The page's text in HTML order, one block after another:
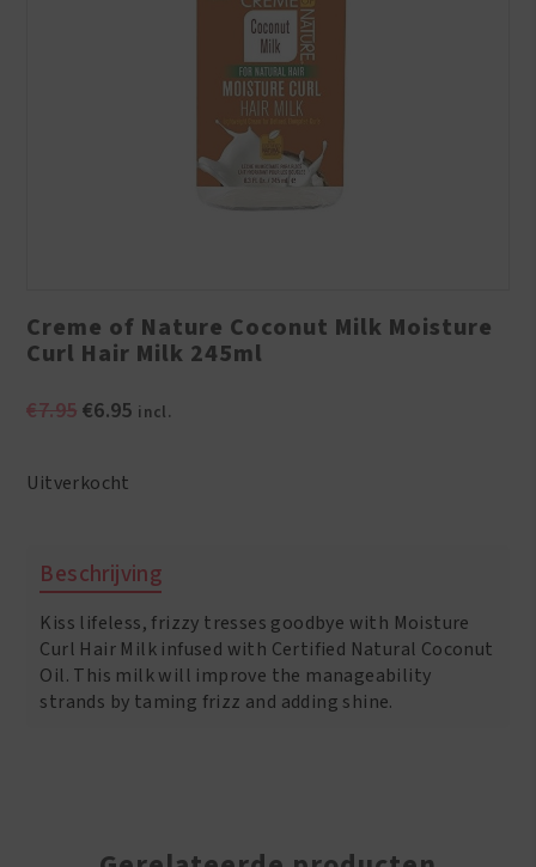
Creme of Nature Coconut Milk Moisture
Curl Hair Milk 245ml
€7.95 Oorspronkelijke
€7.95.
€6.95Huidige
incl.
Uitverkocht
Beschrijving
Kiss lifeless, frizzy tresses goodbye with Moisture
Curl Hair Milk infused with Certified Natural Coconut
Oil. This milk will improve the manageability
strands by taming frizz and adding shine.